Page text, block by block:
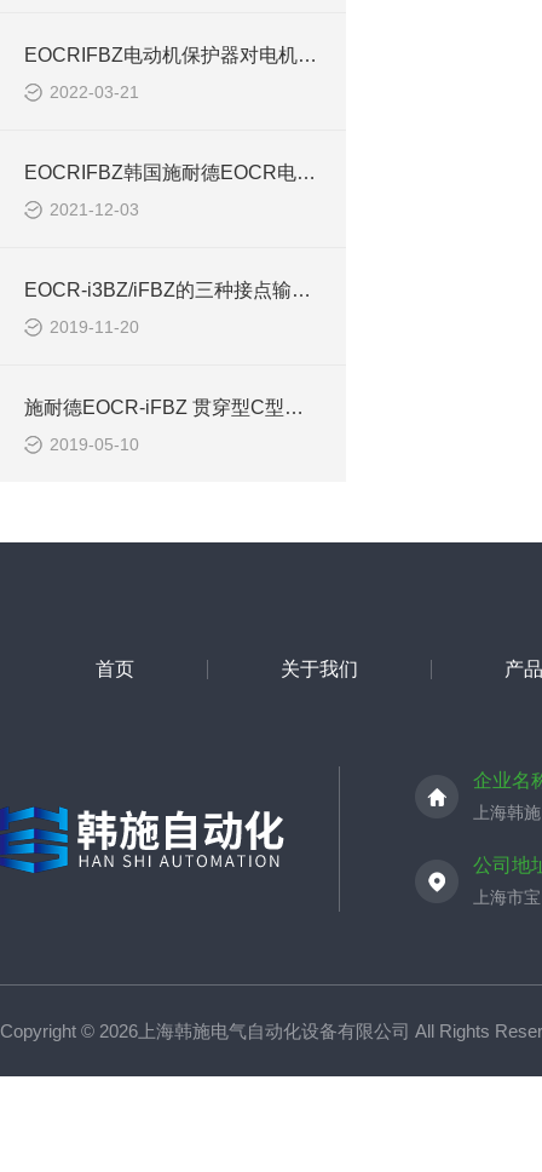
EOCRIFBZ电动机保护器对电机运行中起到重要作用
2022-03-21
EOCRIFBZ韩国施耐德EOCR电动机综合保护器具备这么多的功能
2021-12-03
EOCR-i3BZ/iFBZ的三种接点输出方式
2019-11-20
施耐德EOCR-iFBZ 贯穿型C型接线保护继电器
2019-05-10
首页 关于我们 产
企业名
上海韩
公司地
上海市
Copyright © 2026上海韩施电气自动化设备有限公司 All Rights